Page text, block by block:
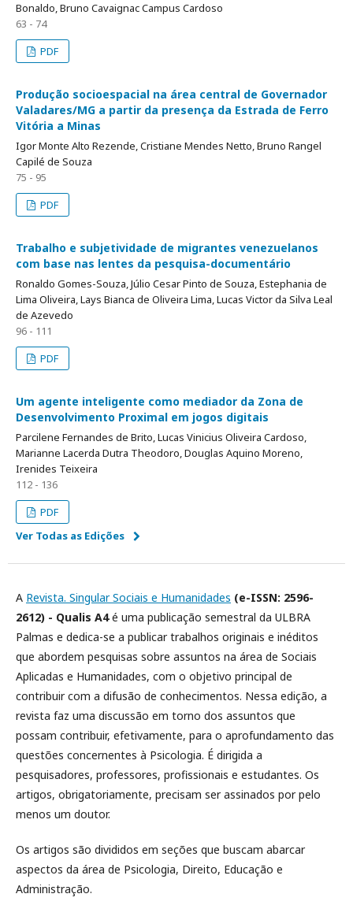
Bonaldo, Bruno Cavaignac Campus Cardoso
63 - 74
PDF
Produção socioespacial na área central de Governador
Valadares/MG a partir da presença da Estrada de Ferro
Vitória a Minas
Igor Monte Alto Rezende, Cristiane Mendes Netto, Bruno Rangel
Capilé de Souza
75 - 95
PDF
Trabalho e subjetividade de migrantes venezuelanos
com base nas lentes da pesquisa-documentário
Ronaldo Gomes-Souza, Júlio Cesar Pinto de Souza, Estephania de
Lima Oliveira, Lays Bianca de Oliveira Lima, Lucas Victor da Silva Leal
de Azevedo
96 - 111
PDF
Um agente inteligente como mediador da Zona de
Desenvolvimento Proximal em jogos digitais
Parcilene Fernandes de Brito, Lucas Vinicius Oliveira Cardoso,
Marianne Lacerda Dutra Theodoro, Douglas Aquino Moreno,
Irenides Teixeira
112 - 136
PDF
Ver Todas as Edições
A Revista. Singular Sociais e Humanidades (e-ISSN: 2596-
2612) - Qualis A4é uma publicação semestral da ULBRA
Palmas e dedica-se a publicar trabalhos originais e inéditos
que abordem pesquisas sobre assuntos na área de Sociais
Aplicadas e Humanidades, com o objetivo principal de
contribuir com a difusão de conhecimentos. Nessa edição, a
revista faz uma discussão em torno dos assuntos que
possam contribuir, efetivamente, para o aprofundamento das
questões concernentes à Psicologia. É dirigida a
pesquisadores, professores, profissionais e estudantes. Os
artigos, obrigatoriamente, precisam ser assinados por pelo
menos um doutor.
Os artigos são divididos em seções que buscam abarcar
aspectos da área de Psicologia, Direito, Educação e
Administração.